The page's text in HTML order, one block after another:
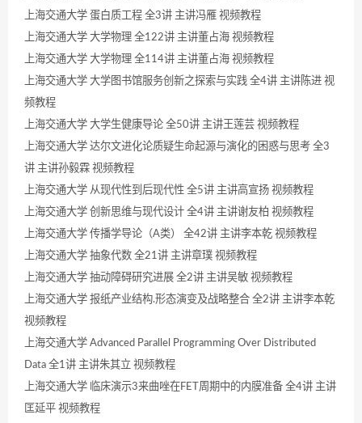
上海交通大学 蛋白质工程 全3讲 主讲冯雁 视频教程
上海交通大学 大学物理 全122讲 主讲董占海 视频教程
上海交通大学 大学物理 全114讲 主讲董占海 视频教程
上海交通大学 大学图书馆服务创新之探索与实践 全4讲 主讲陈进 视
频教程
上海交通大学 大学生健康导论 全50讲 主讲王莲芸 视频教程
上海交通大学 达尔文进化论质疑生命起源与演化的困惑与思考 全3
讲 主讲孙毅霖 视频教程
上海交通大学 从现代性到后现代性 全5讲 主讲高宣扬 视频教程
上海交通大学 创新思维与现代设计 全4讲 主讲谢友柏 视频教程
上海交通大学 传播学导论（A类） 全42讲 主讲李本乾 视频教程
上海交通大学 抽象代数 全21讲 主讲章璞 视频教程
上海交通大学 抽动障碍研究进展 全2讲 主讲吴敏 视频教程
上海交通大学 报纸产业结构.形态演变及战略整合 全2讲 主讲李本乾
视频教程
上海交通大学 Advanced Parallel Programming Over Distributed
Data 全1讲 主讲朱其立 视频教程
上海交通大学 临床演示3来曲唑在FET周期中的内膜准备 全4讲 主讲
匡延平 视频教程